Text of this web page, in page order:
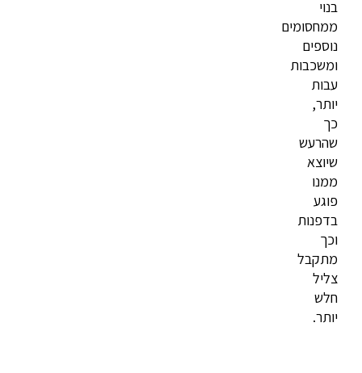
בנוי
ממחסומים
נוספים
ומשכבות
עבות
יותר,
כך
שהרעש
שיוצא
ממנו
פוגע
בדפנות
וכך
מתקבל
צליל
חלש
יותר.